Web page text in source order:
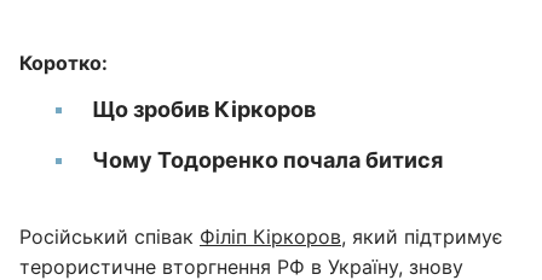
Коротко:
Що зробив Кіркоров
Чому Тодоренко почала битися
Російський співак Філіп Кіркоров, який підтримує
терористичне вторгнення РФ в Україну, знову